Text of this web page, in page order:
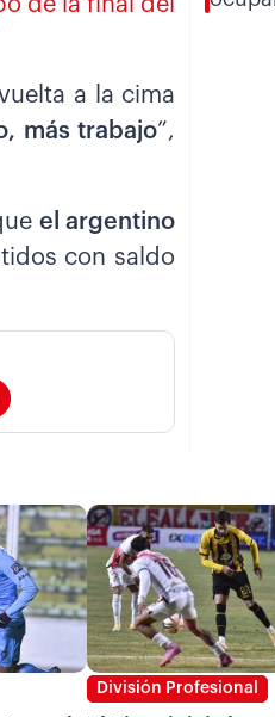
a la cima
más trabajo”,
el argentino
con saldo
División Profesional